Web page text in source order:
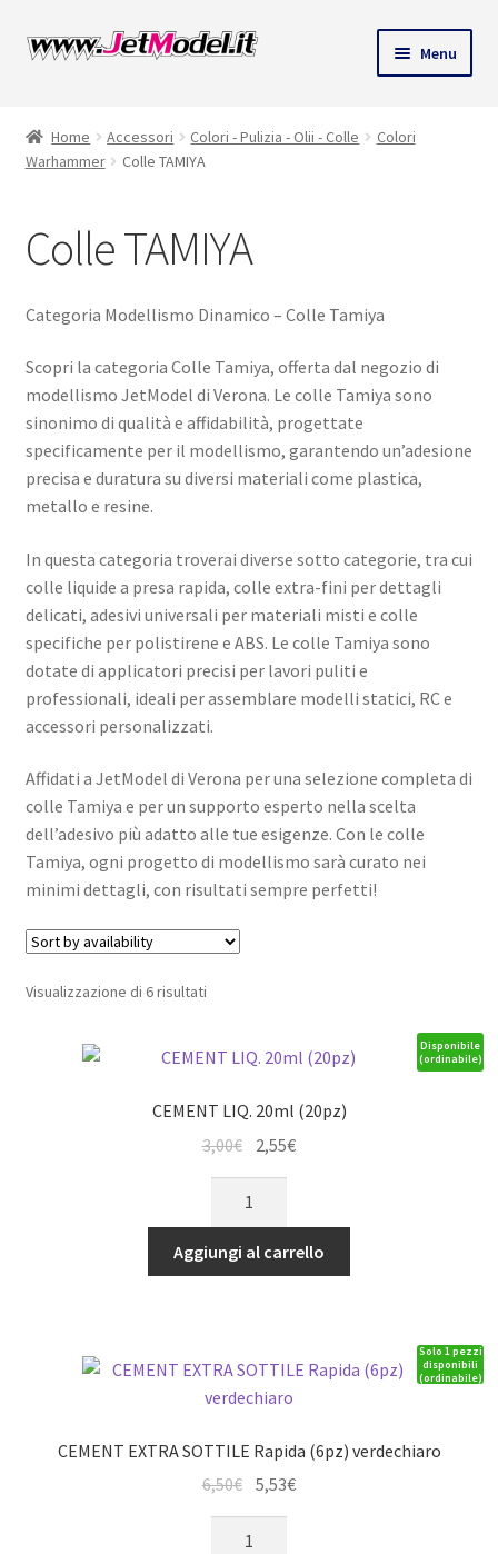
Vai
alla
Vai
Menu
Home Accessori Colori - Pulizia - Olii - Colle
Colori
Warhammer
Colle TAMIYA
Colle TAMIYA
Categoria Modellismo Dinamico – Colle Tamiya
Scopri la categoria Colle Tamiya, offerta dal negozio di
modellismo JetModel di Verona. Le colle Tamiya sono
sinonimo di qualità e affidabilità, progettate
specificamente per il modellismo, garantendo un’adesione
precisa e duratura su diversi materiali come plastica,
metallo e resine.
In questa categoria troverai diverse sotto categorie, tra cui
colle liquide a presa rapida, colle extra-fini per dettagli
delicati, adesivi universali per materiali misti e colle
specifiche per polistirene e ABS. Le colle Tamiya sono
dotate di applicatori precisi per lavori puliti e
professionali, ideali per assemblare modelli statici, RC e
accessori personalizzati.
Affidati a JetModel di Verona per una selezione completa di
colle Tamiya e per un supporto esperto nella scelta
dell’adesivo più adatto alle tue esigenze. Con le colle
Tamiya, ogni progetto di modellismo sarà curato nei
minimi dettagli, con risultati sempre perfetti!
Visualizzazione di 6 risultati
Disponibile
(ordinabile)
CEMENT LIQ. 20ml (20pz)
3,00€
originale
era:
3,00€.
2,55€Il
è:
2,55€.
20ml
(20pz)
Aggiungi al carrello
Solo 1 pezzi
disponibili
(ordinabile)
CEMENT EXTRA SOTTILE Rapida (6pz) verdechiaro
6,50€
prezzo
originale
5,53€Il